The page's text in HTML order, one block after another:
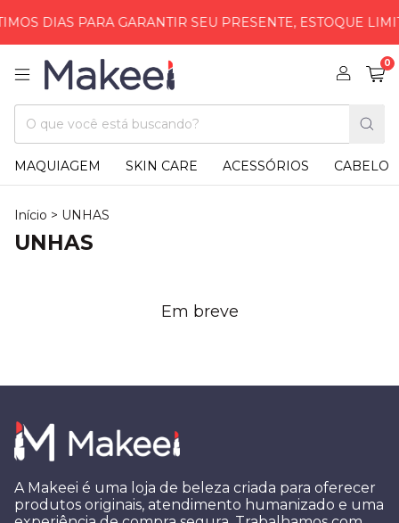
DIAS PARA GARANTIR SEU PRESENTE, ESTOQUE
0
MAQUIAGEM SKIN CARE ACESSÓRIOS CABELO
Início > UNHAS
UNHAS
Em breve
A Makeei é uma loja de beleza criada para oferecer
produtos originais, atendimento humanizado e uma